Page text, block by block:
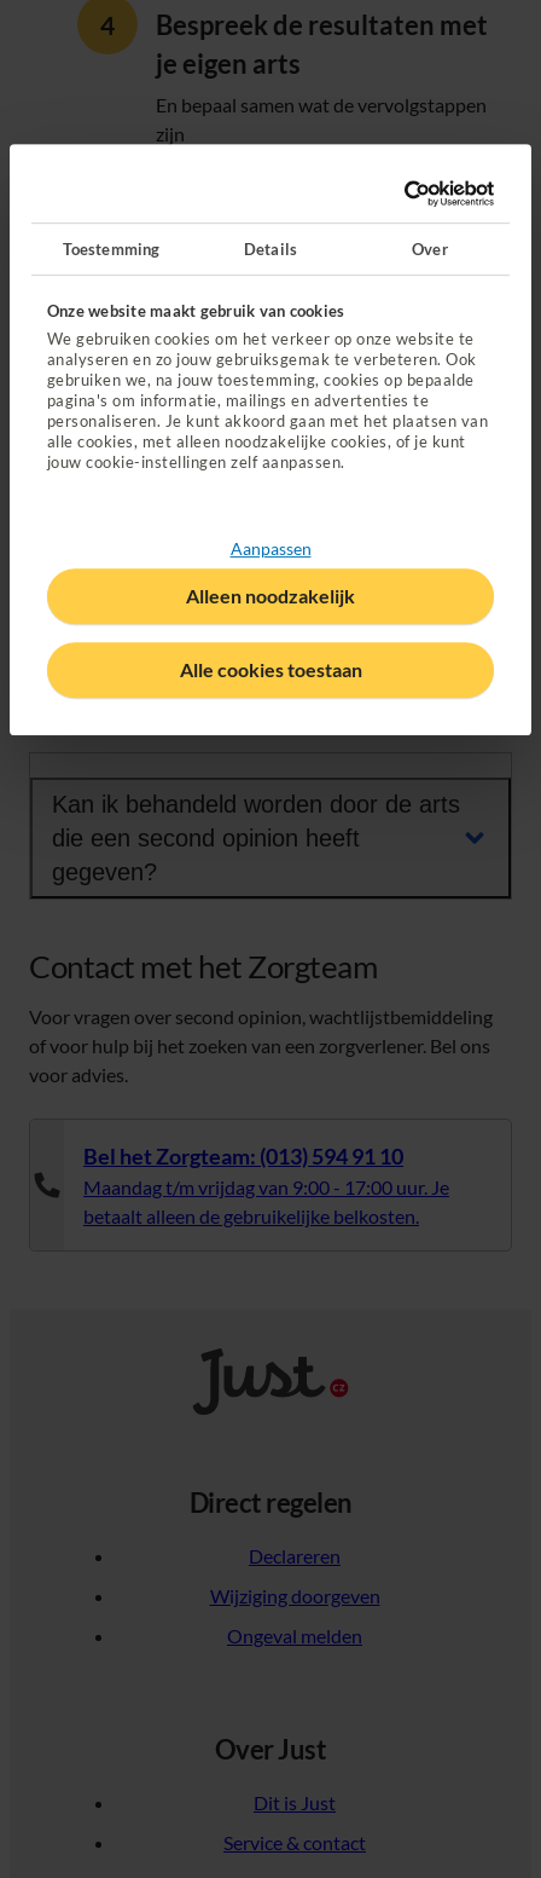
Toestemming Details Over
Onze website maakt gebruik van cookies
We gebruiken cookies om het verkeer op onze website te
analyseren en zo jouw gebruiksgemak te verbeteren. Ook
gebruiken we, na jouw toestemming, cookies op bepaalde
pagina's om informatie, mailings en advertenties te
personaliseren. Je kunt akkoord gaan met het plaatsen van
alle cookies, met alleen noodzakelijke cookies, of je kunt
jouw cookie-instellingen zelf aanpassen.
Alle cookies toestaan
Aanpassen
Alleen noodzakelijk
Bespreek de resultaten met
je eigen arts
En bepaal samen wat de vervolgstappen
zijn
Een second opinion is voor jou als…
het je arts niet lukt de juiste diagnose te stellen
je twijfelt over de diagnose
je twijfelt over de voorgestelde behandeling
Vergoed uit je basisverzekering
Je krijgt een second opinionvergoed uit je
Veelgestelde vragen
Mijn arts wil geen verwijzing geven
voor een second opinion. Wat nu?
Kan ik behandeld worden door de arts
die een second opinion heeft
gegeven?
Contact met het Zorgteam
Voor vragen over second opinion, wachtlijstbemiddeling
of voor hulp bij het zoeken van een zorgverlener. Bel ons
voor advies.
Bel het Zorgteam: (013) 594 91 10
Maandag t/m vrijdag van 9:00 - 17:00 uur. Je
betaalt alleen de gebruikelijke belkosten.
Direct regelen
Declareren
Wijziging doorgeven
Ongeval melden
Over Just
Dit is Just
Service & contact